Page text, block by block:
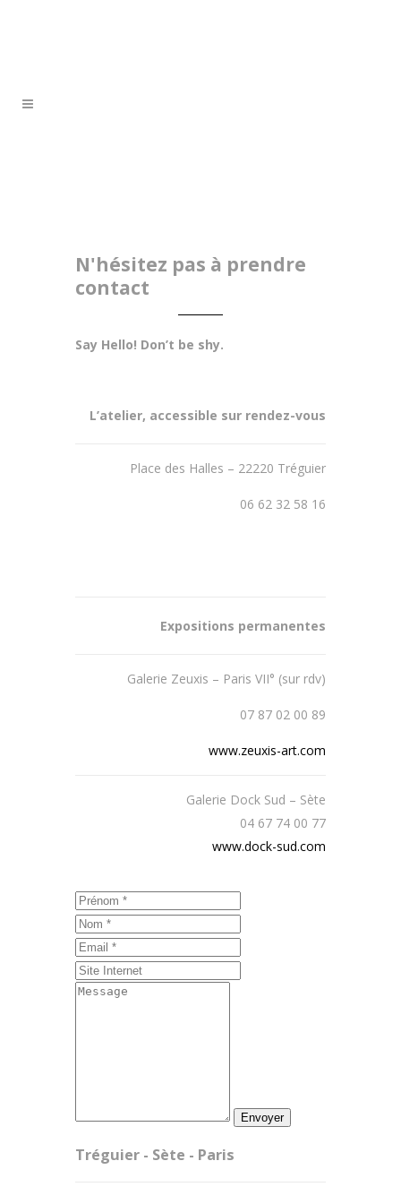
N'hésitez pas à prendre
contact
Say Hello! Don’t be shy.
L’atelier, accessible sur rendez-vous
Place des Halles – 22220 Tréguier
06 62 32 58 16
Expositions permanentes
Galerie Zeuxis – Paris VII° (sur rdv)
07 87 02 00 89
www.zeuxis-art.com
Galerie Dock Sud – Sète
04 67 74 00 77
www.dock-sud.com
Tréguier - Sète - Paris